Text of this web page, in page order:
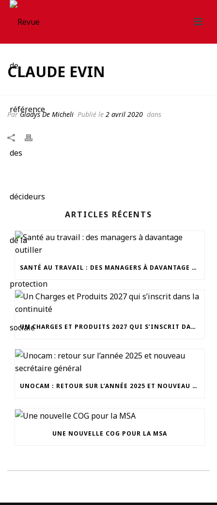
CLAUDE EVIN
ParGladys De Micheli Publié le 2 avril 2020 dans
ARTICLES RÉCENTS
SANTÉ AU TRAVAIL : DES MANAGERS À DAVANTAGE OUTILLER
UN CHARGES ET PRODUITS 2027 QUI S’INSCRIT DANS LA CONTINUITÉ
UNOCAM : RETOUR SUR L’ANNÉE 2025 ET NOUVEAU SECRÉTAIRE GÉNÉRAL
UNE NOUVELLE COG POUR LA MSA